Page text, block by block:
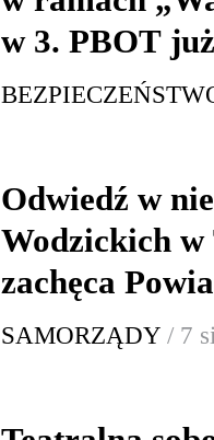
w 3. PBOT
Odwiedź w
Wodzickich w
zachęca
SAMORZĄDY / 7